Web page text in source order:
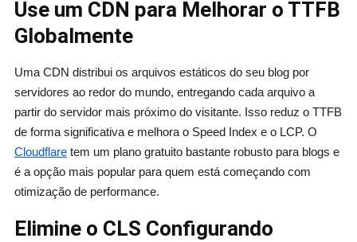
Use um CDN para Melhorar o TTFB
Globalmente
Uma CDN distribui os arquivos estáticos do seu blog por
servidores ao redor do mundo, entregando cada arquivo a
partir do servidor mais próximo do visitante. Isso reduz o TTFB
de forma significativa e melhora o Speed Index e o LCP. O
Cloudflaretem um plano gratuito bastante robusto para blogs e
é a opção mais popular para quem está começando com
otimização de performance.
Elimine o CLS Configurando